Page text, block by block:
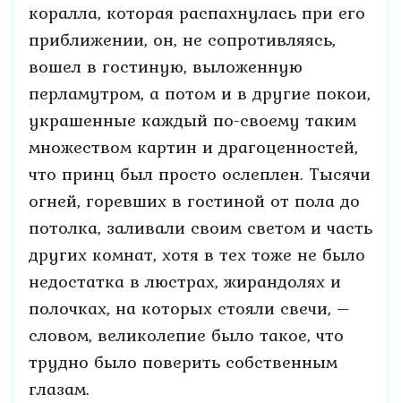
коралла, которая распахнулась при его
приближении, он, не сопротивляясь,
вошел в гостиную, выложенную
перламутром, а потом и в другие покои,
украшенные каждый по-своему таким
множеством картин и драгоценностей,
что принц был просто ослеплен. Тысячи
огней, горевших в гостиной от пола до
потолка, заливали своим светом и часть
других комнат, хотя в тех тоже не было
недостатка в люстрах, жирандолях и
полочках, на которых стояли свечи, –
словом, великолепие было такое, что
трудно было поверить собственным
глазам.